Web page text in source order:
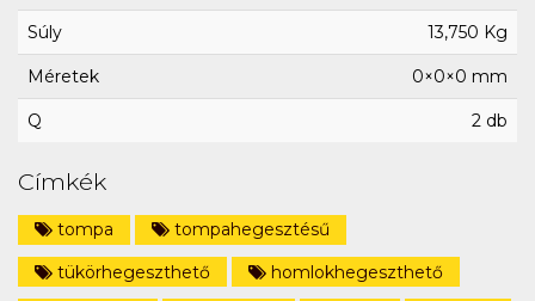
Súly 13,750 Kg
Méretek 0×0×0 mm
Q 2 db
Címkék
tompa
tompahegesztésű
tükörhegeszthető
homlokhegeszthető